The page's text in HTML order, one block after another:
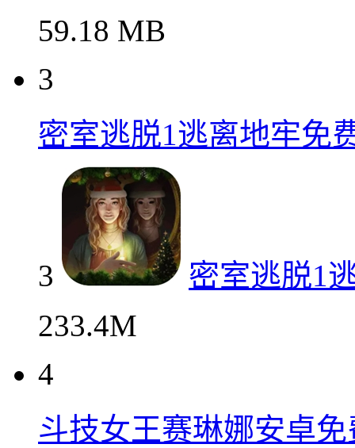
59.18 MB
3
密室逃脱1逃离地牢免
3
密室逃脱1
233.4M
4
斗技女王赛琳娜安卓